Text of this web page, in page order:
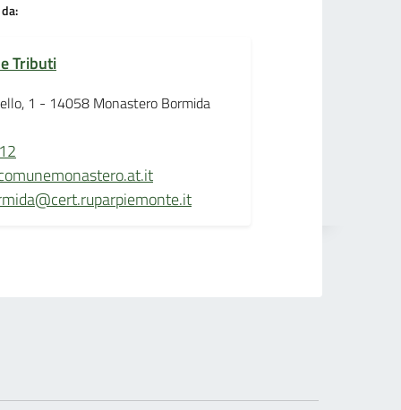
Tributi
1 - 14058 Monastero Bormida